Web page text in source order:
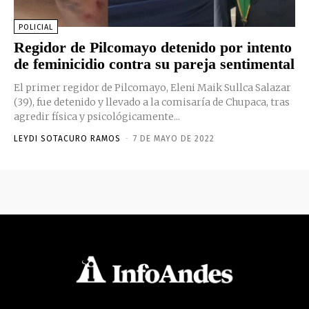
POLICIAL
Regidor de Pilcomayo detenido por intento
de feminicidio contra su pareja sentimental
El primer regidor de Pilcomayo, Eleni Maik Sullca Salazar
(39), fue detenido y llevado a la comisaría de Chupaca, tras
agredir física y psicológicamente...
LEYDI SOTACURO RAMOS - 7 DE MAYO DE 2022